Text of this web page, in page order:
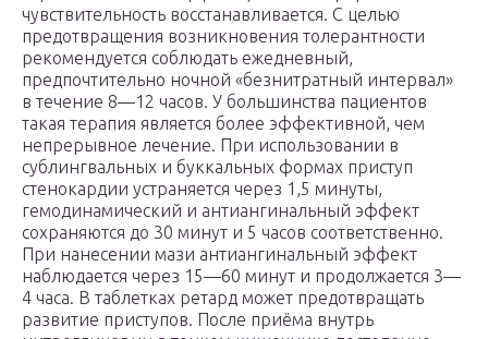
чувствительность восстанавливается. С целью
предотвращения возникновения толерантности
рекомендуется соблюдать ежедневный,
предпочтительно ночной «безнитратный интервал»
в течение 8—12 часов. У большинства пациентов
такая терапия является более эффективной, чем
непрерывное лечение. При использовании в
сублингвальных и буккальных формах приступ
стенокардии устраняется через 1,5 минуты,
гемодинамический и антиангинальный эффект
сохраняются до 30 минут и 5 часов соответственно.
При нанесении мази антиангинальный эффект
наблюдается через 15—60 минут и продолжается 3—
4 часа. В таблетках ретард может предотвращать
развитие приступов. После приёма внутрь